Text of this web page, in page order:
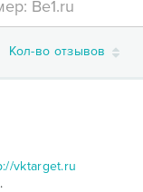
Кол-во отзывов
vktarget.ru